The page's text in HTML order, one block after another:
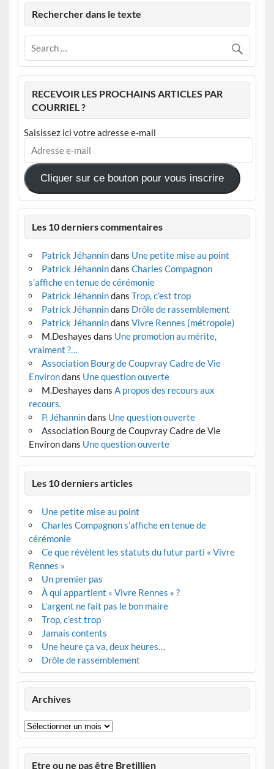
Rechercher dans le texte
RECEVOIR LES PROCHAINS ARTICLES PAR
COURRIEL ?
Saisissez ici votre adresse e-mail
Adresse
mail
Cliquer sur ce bouton pour vous inscrire
Les 10 derniers commentaires
Patrick Jéhannindans Une petite mise au point
Patrick Jéhannindans Charles Compagnon
s’affiche en tenue de cérémonie
Patrick Jéhannindans Trop, c’est trop
Patrick Jéhannindans Drôle de rassemblement
Patrick Jéhannindans Vivre Rennes (métropole)
M.Deshayes dans Une promotion au mérite,
vraiment ?…
Association Bourg de Coupvray Cadre de Vie
Environdans Une question ouverte
M.Deshayes dans A propos des recours aux
recours.
P. Jéhannindans Une question ouverte
Association Bourg de Coupvray Cadre de Vie
Environdans Une question ouverte
Les 10 derniers articles
Une petite mise au point
Charles Compagnon s’affiche en tenue de
cérémonie
Ce que révèlent les statuts du futur parti « Vivre
Rennes »
Un premier pas
À qui appartient « Vivre Rennes » ?
L’argent ne fait pas le bon maire
Trop, c’est trop
Jamais contents
Une heure ça va, deux heures…
Drôle de rassemblement
Archives
Archives
Etre ou ne pas être Bretillien